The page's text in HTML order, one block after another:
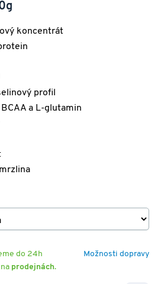
koncentrát
profil
a L-glutamin
Možnosti dopravy
do 24h
prodejnách.